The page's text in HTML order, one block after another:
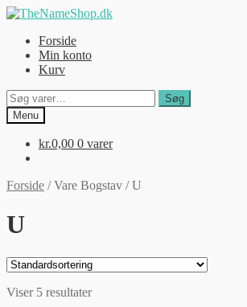
Spring
navigation
Spring
indholdForside
Min konto
Kurv
Søg
efter:
Søg
Menu
kr.0,00 0 varer
Forside /Vare Bogstav /U
U
Viser 5 resultater